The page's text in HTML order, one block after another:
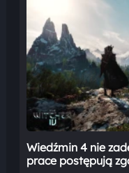
Wiedźmin 4 nie
prace postępują